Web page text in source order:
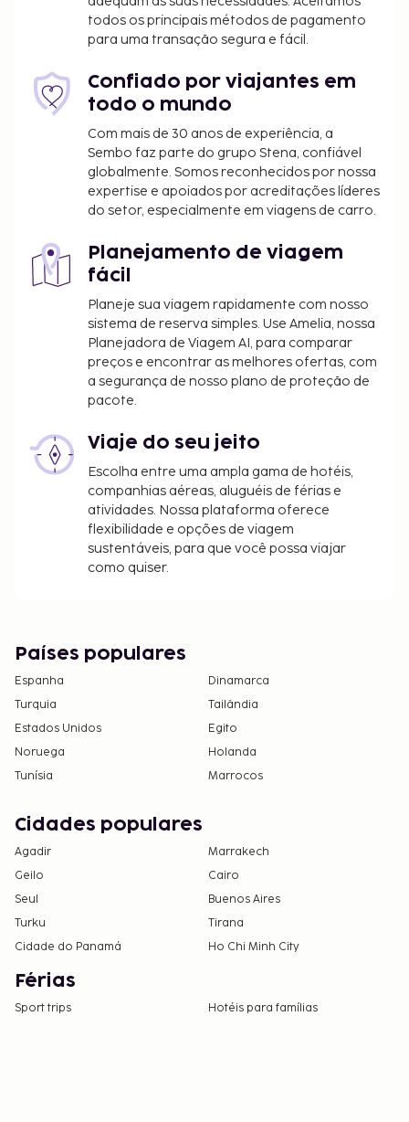
todos os principais métodos de pagamento
para uma transação segura e fácil.
Confiado por viajantes em
todo o mundo
Com mais de 30 anos de experiência, a
Sembo faz parte do grupo Stena, confiável
globalmente. Somos reconhecidos por nossa
expertise e apoiados por acreditações líderes
do setor, especialmente em viagens de carro.
Planejamento de viagem
fácil
Planeje sua viagem rapidamente com nosso
sistema de reserva simples. Use Amelia, nossa
Planejadora de Viagem AI, para comparar
preços e encontrar as melhores ofertas, com
a segurança de nosso plano de proteção de
pacote.
Viaje do seu jeito
Escolha entre uma ampla gama de hotéis,
companhias aéreas, aluguéis de férias e
atividades. Nossa plataforma oferece
flexibilidade e opções de viagem
sustentáveis, para que você possa viajar
como quiser.
Países populares
Espanha
Dinamarca
Turquia
Tailândia
Estados Unidos
Egito
Noruega
Holanda
Tunísia
Marrocos
Cidades populares
Agadir
Marrakech
Geilo
Cairo
Seul
Buenos Aires
Turku
Tirana
Cidade do Panamá
Ho Chi Minh City
Férias
Sport trips Hotéis para famílias